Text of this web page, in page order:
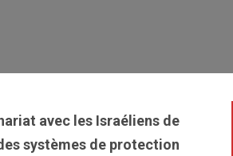
avec les Israéliens de
systèmes de protection